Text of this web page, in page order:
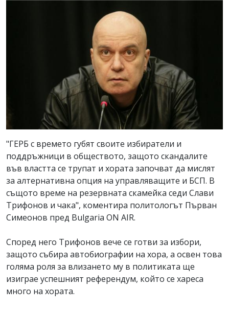
"ГЕРБ с времето губят своите избиратели и
поддръжници в обществото, защото скандалите
във властта се трупат и хората започват да мислят
за алтернативна опция на управляващите и БСП. В
същото време на резервната скамейка седи Слави
Трифонов и чака", коментира политологът Първан
Симеонов пред Bulgaria ON AIR.
Според него Трифонов вече се готви за избори,
защото събира автобиографии на хора, а освен това
голяма роля за влизането му в политиката ще
изиграе успешният референдум, който се хареса
много на хората.